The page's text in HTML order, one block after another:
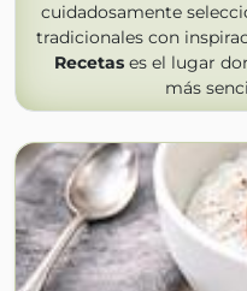
cuidadosamente
tradicionales con
Recetases el lugar
más